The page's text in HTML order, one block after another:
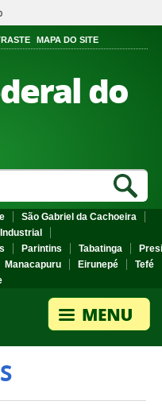
MAPA DO SITE
do
São Gabriel da Cachoeira
Parintins Tabatinga
Manacapuru Eirunepé
Tefé